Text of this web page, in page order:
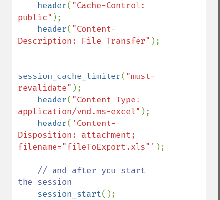
header( "Cache-Control:
public" );
header( "Content-
Description: File Transfer" );
session_cache_limiter( "must-
revalidate" );
header( "Content-Type:
application/vnd.ms-excel" );
header( 'Content-
Disposition: attachment;
filename="fileToExport.xls"' );
// and after you start
the session
session_start